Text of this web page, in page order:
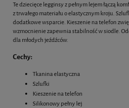
Te dziecięce legginsy z pełnym lejem łączą
z trwałego materiału o elastycznym kroju.
dodatkowe wsparcie. Kieszenie na telefon
wzmocnienie zapewnia stabilność w siodle.
dla młodych jeźdźców.
Cechy:
Tkanina elastyczna
Szlufki
Kieszenie na telefon
Silikonowy pełny lej